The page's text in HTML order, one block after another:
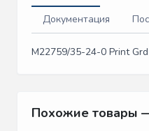
Документация
M22759/35-24-0 Print Grd
Похожие товары